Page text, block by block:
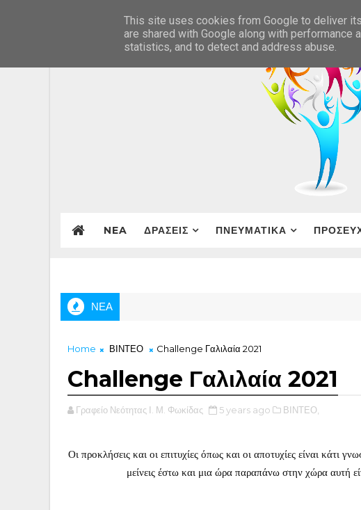
NEA ΔΡΑΣΕΙΣ ΠΝΕΥΜΑΤΙΚΑ
ΝΕΑ
Home ΒΙΝΤΕΟ Challenge Γαλιλαία 2021
Challenge Γαλιλαία 2021
Γραφείο Νεότητας Ι. Μ. Φωκίδας 5 years ago ΒΙΝΤΕΟ,
Οι προκλήσεις και οι επιτυχίες όπως και οι αποτυχίες είναι κάτι
μείνεις έστω και μια ώρα παραπάνω στην χώρα αυτή
This site uses cookies from Google to deliver
are shared with Google along with
statistics, and to detect and address abuse.